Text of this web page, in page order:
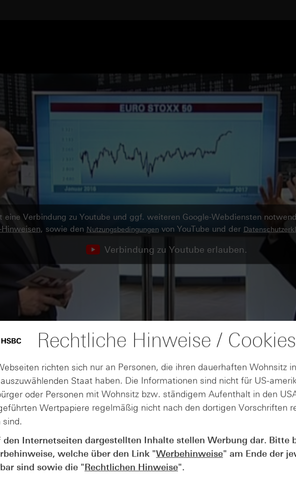
eine Verbindung zu Youtube und ggf. weiteren Google-Webdiensten
Hinweisen, sowie den Nutzungsbedingungen von YouTube und der
Verbindung zu Youtube erlauben.
Rechtliche Hinweise / Cookies
richten sich nur an Personen, die ihren dauerhaften Wohnsitz
Staat haben. Die Informationen sind nicht für US-
oder Personen mit Wohnsitz bzw. ständigem Aufenthalt in den
Wertpapiere regelmäßig nicht nach den dortigen Vorschriften
sind.
den Internetseiten dargestellten Inhalte stellen Werbung dar. Bitte
welche über den Link "Werbehinweise" am Ende der
sind sowie die "Rechtlichen Hinweise".